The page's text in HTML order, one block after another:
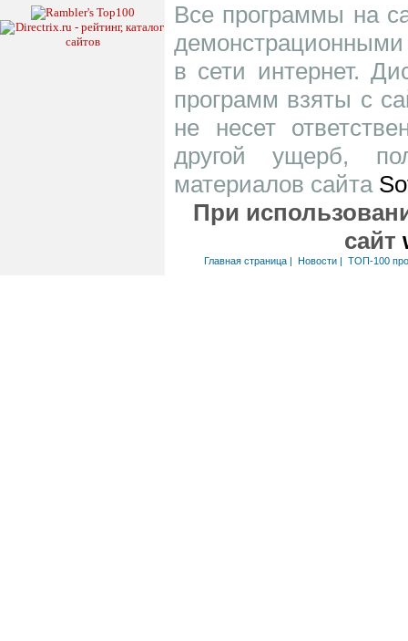
Все программы на
в сети интернет.
программ взяты с
не несет
другой ущерб,
материалов сайта
При
сайт
Главная страница| Новости| ТОП-100